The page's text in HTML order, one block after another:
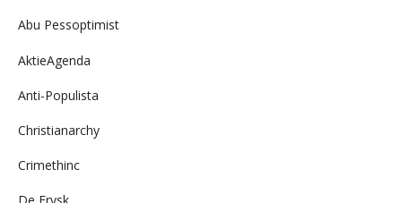
Abu Pessoptimist
AktieAgenda
Anti-Populista
Christianarchy
Crimethinc